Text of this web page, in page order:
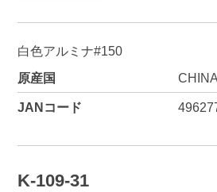
白色アルミナ#150
原産国
CHINA
JANコード
K-109-31